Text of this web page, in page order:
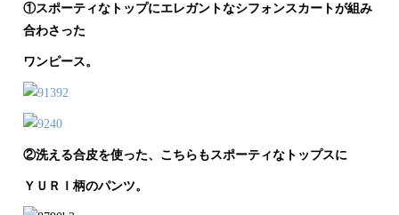
①スポーティなトップにエレガントなシフォンスカートが組み
合わさった
ワンピース。
②洗える合皮を使った、こちらもスポーティなトップスに
ＹＵＲＩ柄のパンツ。